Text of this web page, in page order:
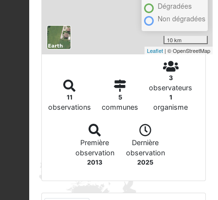
Dégradées
Non dégradées
10 km
Leaflet | © OpenStreetMap
11
observations
5
communes
3
observateurs
1
organisme
Première
observation
2013
Dernière
observation
2025